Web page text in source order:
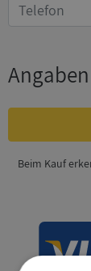
Beim Kauf